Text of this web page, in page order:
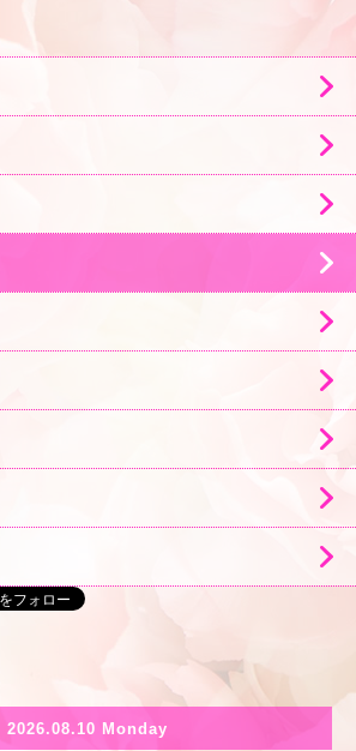
2026.08.10 Monday